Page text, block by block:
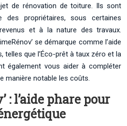
de rénovation de toiture. Ils sont
des propriétaires, sous certaines
et à la nature des travaux.
se démarque comme l’aide
telles que l’Éco-prêt à taux zéro et la
également vous aider à compléter
manière notable les coûts.
: l’aide phare pour